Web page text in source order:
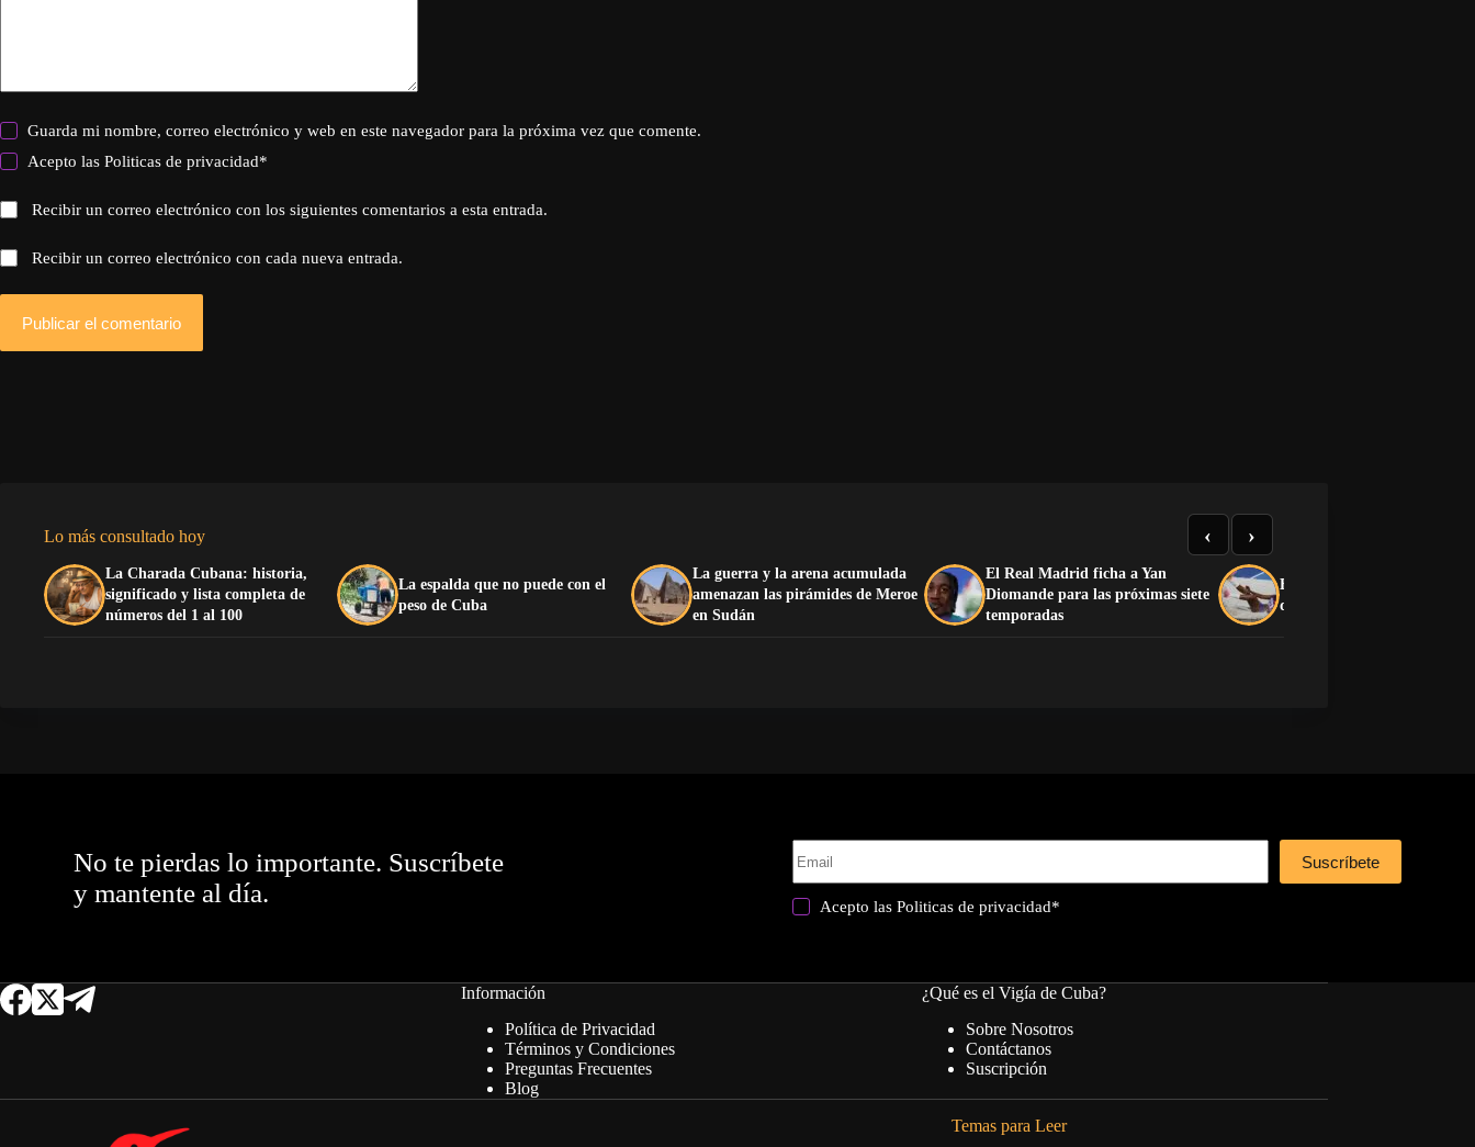
Guarda mi nombre, correo electrónico y web en este navegador para la próxima vez que comente.
Acepto lasPoliticas de privacidad*
Recibir un correo electrónico con los siguientes comentarios a esta entrada.
Recibir un correo electrónico con cada nueva entrada.
Publicar el comentario
Lo más consultado hoy
La Charada Cubana: historia,
significado y lista completa de
números del 1 al 100
La espalda que no puede con el
peso de Cuba
La guerra y la arena acumulada
amenazan las pirámides de Meroe
en Sudán
El Real Madrid ficha a Yan
Diomande para las próximas siete
temporadas
El medallero que el castrismo
quiere esconder
‹ ›
No te pierdas lo importante. Suscríbete
y mantente al día.
Suscríbete
Acepto lasPoliticas de privacidad*
Información
Política de Privacidad
Términos y Condiciones
Preguntas Frecuentes
Blog
¿Qué es el Vigía de Cuba?
Sobre Nosotros
Contáctanos
Suscripción
Temas para Leer